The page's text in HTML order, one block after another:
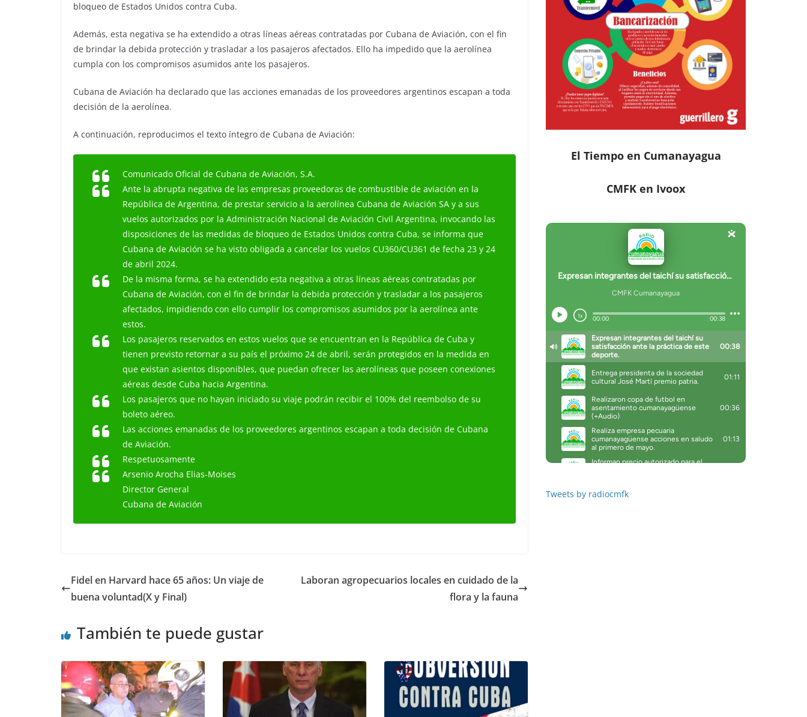
bloqueo de Estados Unidos contra Cuba.
Además, esta negativa se ha extendido a otras líneas aéreas contratadas por Cubana de Aviación, con el fin
de brindar la debida protección y trasladar a los pasajeros afectados. Ello ha impedido que la aerolínea
cumpla con los compromisos asumidos ante los pasajeros.
Cubana de Aviación ha declarado que las acciones emanadas de los proveedores argentinos escapan a toda
decisión de la aerolínea.
A continuación, reproducimos el texto íntegro de Cubana de Aviación:
Comunicado Oficial de Cubana de Aviación, S.A.
Ante la abrupta negativa de las empresas proveedoras de combustible de aviación en la
República de Argentina, de prestar servicio a la aerolínea Cubana de Aviación SA y a sus
vuelos autorizados por la Administración Nacional de Aviación Civil Argentina, invocando las
disposiciones de las medidas de bloqueo de Estados Unidos contra Cuba, se informa que
Cubana de Aviación se ha visto obligada a cancelar los vuelos CU360/CU361 de fecha 23 y 24
de abril 2024.
De la misma forma, se ha extendido esta negativa a otras líneas aéreas contratadas por
Cubana de Aviación, con el fin de brindar la debida protección y trasladar a los pasajeros
afectados, impidiendo con ello cumplir los compromisos asumidos por la aerolínea ante
estos.
Los pasajeros reservados en estos vuelos que se encuentran en la República de Cuba y
tienen previsto retornar a su país el próximo 24 de abril, serán protegidos en la medida en
que existan asientos disponibles, que puedan ofrecer las aerolíneas que poseen conexiones
aéreas desde Cuba hacia Argentina.
Los pasajeros que no hayan iniciado su viaje podrán recibir el 100% del reembolso de su
boleto aéreo.
Las acciones emanadas de los proveedores argentinos escapan a toda decisión de Cubana
de Aviación.
Respetuosamente
Arsenio Arocha Elias-Moises
Director General
Cubana de Aviación
Fidel en Harvard hace 65 años: Un viaje de
buena voluntad(X y Final)
Laboran agropecuarios locales en cuidado de la
flora y la fauna
También te puede gustar
El Tiempo en Cumanayagua
CMFK en Ivoox
Tweets by radiocmfk